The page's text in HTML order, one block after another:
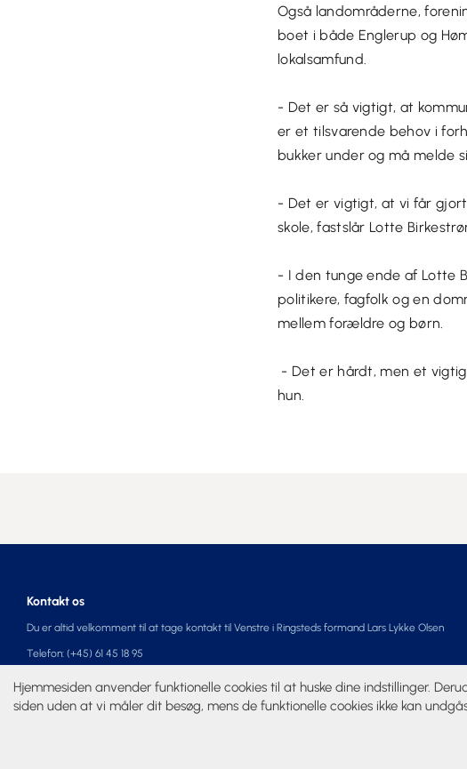
Hjemmesiden anvender funktionelle cookies til at huske dine indstillinger.
siden uden at vi måler dit besøg, mens de funktionelle cookies ikke kan
Også landområderne,
boet i både Englerup og
lokalsamfund.
- Det er så vigtigt, at
er et tilsvarende behov i
bukker under og må melde
- Det er vigtigt, at vi får
skole, fastslår Lotte
- I den tunge ende af Lotte
politikere, fagfolk og en
mellem forældre og børn.
- Det er hårdt, men et
hun.
Kontakt os
Du er altid velkomment til at tage kontakt til Venstre i Ringsteds formand Lars Lykke Olsen
Telefon: (+45) 61 45 18 95
E-mail: lars@cheiron.dk